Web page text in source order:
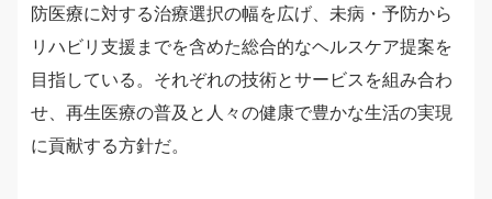
防医療に対する治療選択の幅を広げ、未病・予防から
リハビリ支援までを含めた総合的なヘルスケア提案を
目指している。それぞれの技術とサービスを組み合わ
せ、再生医療の普及と人々の健康で豊かな生活の実現
に貢献する方針だ。